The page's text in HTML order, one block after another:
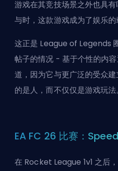
游戏在其竞技场景之外也具
与时，这款游戏成为了娱乐的
这正是 League of Legends
帖子的情况 - 基于个性的内
道，因为它与更广泛的受众
的是人，而不仅仅是游戏玩法。
EA FC 26 比赛：
在 Rocket League 1v1 之后